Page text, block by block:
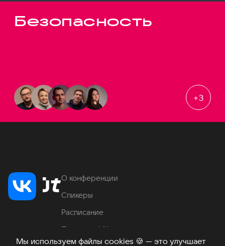
Мы используем файлы cookies 🍪 — это улучшает
Безопасность
+3
О конференции
Спикеры
Расписание
Продукты VK